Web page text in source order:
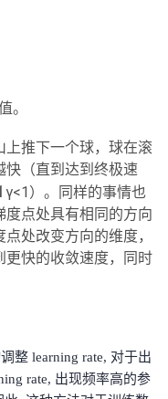
。
推下一个球，球在滚
快（直到达到终极速
γ<1）。同样的事情也
点处具有相同的方向
处改变方向的维度，
更快的收敛速度，同时
整 learning rate, 对于出
rate, 出现频率高的参